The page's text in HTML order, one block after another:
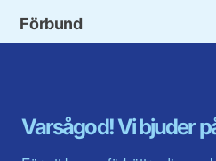
Varsågod! Vi bjuder
Förbund
Gävleborg
Halland